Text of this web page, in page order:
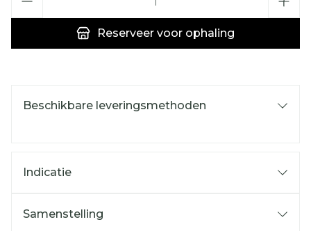
Reserveer voor ophaling
Beschikbare leveringsmethoden
Indicatie
Samenstelling